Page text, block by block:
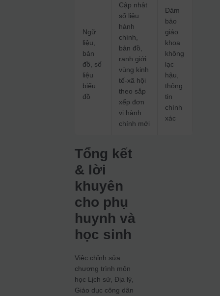
Ngữ
liệu,
bản
đồ, số
liệu
biểu
đồ
Cập nhật
số liệu
hành
chính,
bản đồ,
ranh giới
vùng kinh
tế-xã hội
theo sắp
xếp đơn
vị hành
chính mới
Đảm
bảo
giáo
khoa
không
lạc
hậu,
thông
tin
chính
xác
Tổng kết
& lời
khuyên
cho phụ
huynh và
học sinh
Việc chỉnh sửa
chương trình môn
học Lịch sử, Địa lý,
Giáo dục công dân